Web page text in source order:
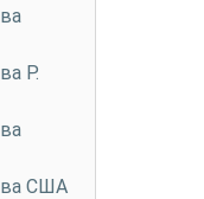
Р.
США